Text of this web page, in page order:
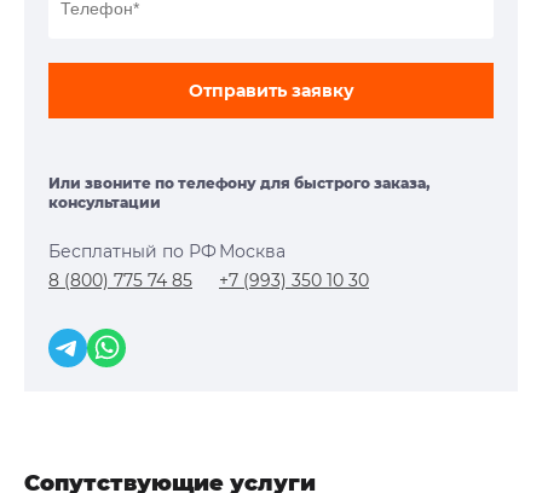
Отправить заявку
Или звоните по телефону для быстрого заказа,
консультации
Бесплатный по РФ
8 (800) 775 74 85
Москва
+7 (993) 350 10 30
Сопутствующие услуги